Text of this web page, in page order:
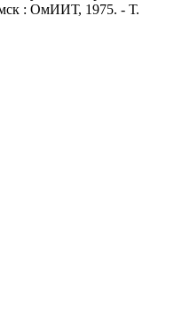
: ОмИИТ, 1975. - Т.